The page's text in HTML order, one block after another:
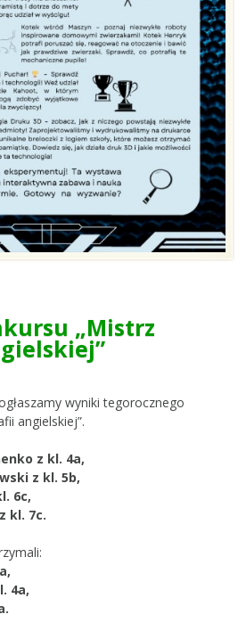
„Mistrz
wyniki tegorocznego
angielskiej”.
z kl. 4a,
z kl. 5b,
6c,
kl. 7c.
4a,